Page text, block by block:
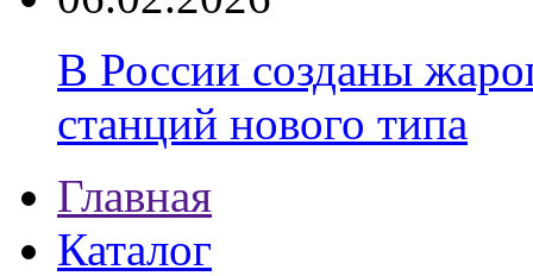
В России созданы
станций нового типа
Главная
Каталог